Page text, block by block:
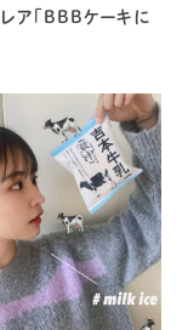
ア「BBBケーキに